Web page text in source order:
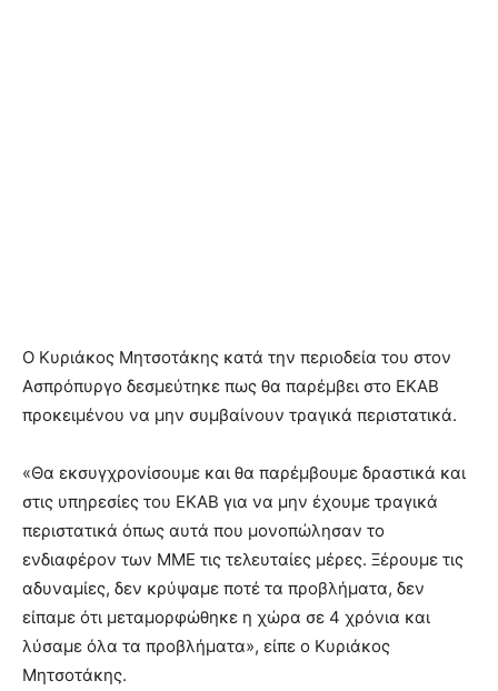
Ο Κυριάκος Μητσοτάκης κατά την περιοδεία του στον
Ασπρόπυργο δεσμεύτηκε πως θα παρέμβει στο ΕΚΑΒ
προκειμένου να μην συμβαίνουν τραγικά περιστατικά.
«Θα εκσυγχρονίσουμε και θα παρέμβουμε δραστικά και
στις υπηρεσίες του ΕΚΑΒ για να μην έχουμε τραγικά
περιστατικά όπως αυτά που μονοπώλησαν το
ενδιαφέρον των ΜΜΕ τις τελευταίες μέρες. Ξέρουμε τις
αδυναμίες, δεν κρύψαμε ποτέ τα προβλήματα, δεν
είπαμε ότι μεταμορφώθηκε η χώρα σε 4 χρόνια και
λύσαμε όλα τα προβλήματα», είπε ο Κυριάκος
Μητσοτάκης.